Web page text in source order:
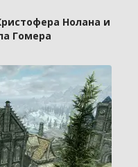
Нолана и
Гомера